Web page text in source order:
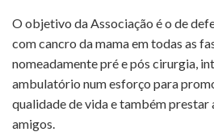
O objetivo da Associação é o de
com cancro da mama em todas as
nomeadamente pré e pós cirurgia,
ambulatório num esforço para
qualidade de vida e também prestar
amigos.